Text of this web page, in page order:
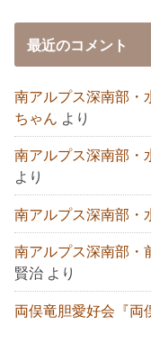
最近のコメント
南アルプス深南部・
ちゃん より
南アルプス深南部・
より
南アルプス深南部・
南アルプス深南部・
賢治 より
両俣竜胆愛好会『両